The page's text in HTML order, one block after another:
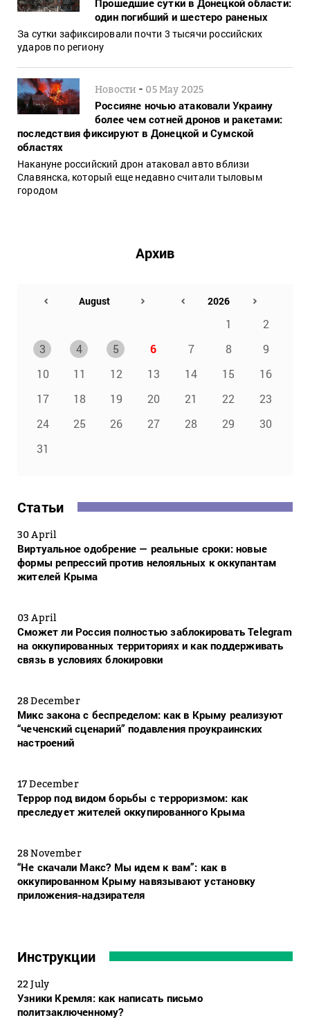
один погибший и шестеро раненых
За сутки зафиксировали почти 3 тысячи российских
ударов по региону
Новости - 05 May 2025
Россияне ночью атаковали Украину
более чем сотней дронов и ракетами:
последствия фиксируют в Донецкой и Сумской
областях
Накануне российский дрон атаковал авто вблизи
Славянска, который еще недавно считали тыловым
городом
Архив
1
2
3
4 5 6 7 8
9
10
11 12 13 14 15
16
17
18 19 20 21 22
23
24
25 26 27 28 29
30
31
Статьи
30 April
Виртуальное одобрение — реальные сроки: новые
формы репрессий против нелояльных к оккупантам
жителей Крыма
03 April
Сможет ли Россия полностью заблокировать Telegram
на оккупированных территориях и как поддерживать
связь в условиях блокировки
28 December
Микс закона с беспределом: как в Крыму реализуют
“чеченский сценарий” подавления проукраинских
настроений
17 December
Террор под видом борьбы с терроризмом: как
преследует жителей оккупированного Крыма
28 November
“Не скачали Макс? Мы идем к вам”: как в
оккупированном Крыму навязывают установку
приложения-надзирателя
Инструкции
22 July
Узники Кремля: как написать письмо
политзаключенному?